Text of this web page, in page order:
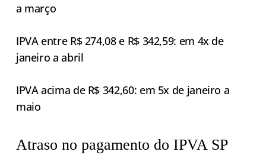
a março
IPVA entre R$ 274,08 e R$ 342,59: em 4x de
janeiro a abril
IPVA acima de R$ 342,60: em 5x de janeiro a
maio
Atraso no pagamento do IPVA SP